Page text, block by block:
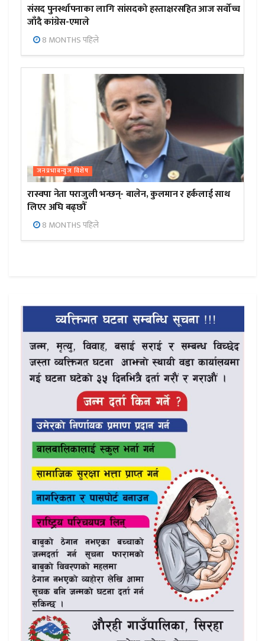
संसद पुनर्स्थापनाका लागि सांसदको हस्ताक्षरसहित आज सर्वोच्च
जाँदै कांग्रेस-एमाले
8 MONTHS पहिले
जनप्रभाबन्युज विशेष
रास्वपा नेता पराजुली भन्छन्- बालेन, कुलमान र हर्कलाई साथ
लिएर अघि बढ्छौँ
8 MONTHS पहिले